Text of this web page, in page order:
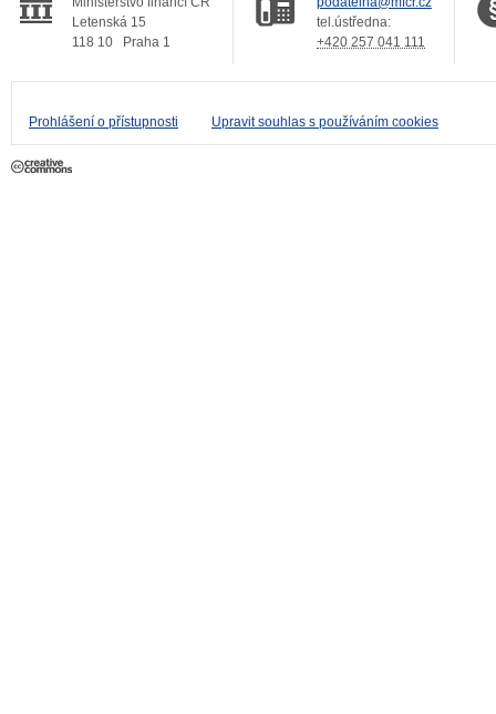
Letenská 15
118 10
Praha 1
tel.ústředna:
+420 257 041 111
Prohlášení o přístupnosti Upravit souhlas s používáním cookies